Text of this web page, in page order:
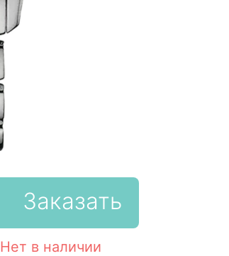
Заказать
Нет в наличии